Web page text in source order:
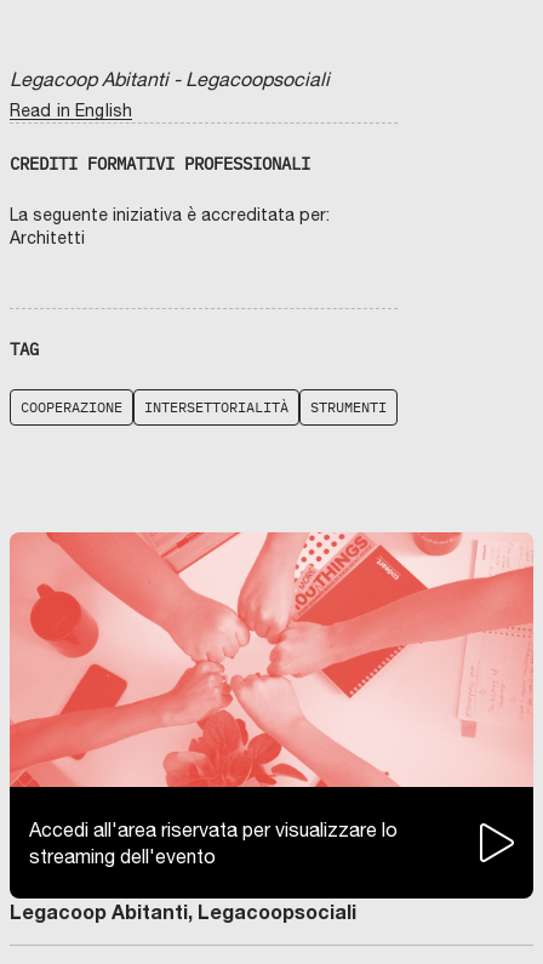
Legacoop Abitanti - Legacoopsociali
Read in English
CREDITI FORMATIVI PROFESSIONALI
La seguente iniziativa è accreditata per:
Architetti
TAG
COOPERAZIONE INTERSETTORIALITÀ STRUMENTI
Accedi all'area riservata per visualizzare lo
streaming dell'evento
Legacoop Abitanti, Legacoopsociali